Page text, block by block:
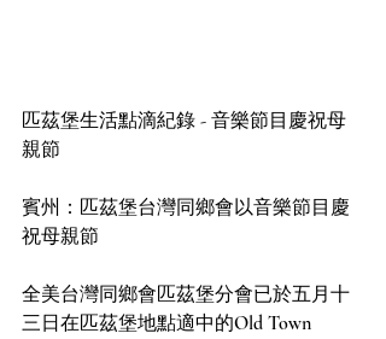
匹茲堡生活點滴紀錄 - 音樂節目慶祝母
親節
賓州：匹茲堡台灣同鄉會以音樂節目慶
祝母親節
全美台灣同鄉會匹茲堡分會已於五月十
三日在匹茲堡地點適中的Old Town